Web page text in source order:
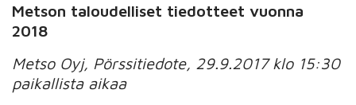
Metson taloudelliset tiedotteet vuonna
2018
Metso Oyj, Pörssitiedote, 29.9.2017 klo 15:30
paikallista aikaa